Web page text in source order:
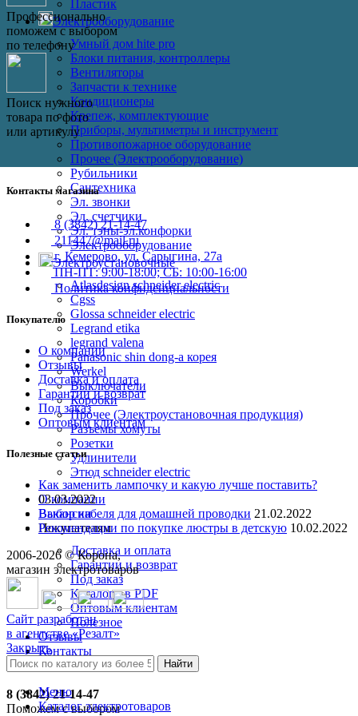
Пластик
Электрооборудование
Умный дом hite pro
Блоки питания, контроллеры
Вентиляторы
Запчасти к технике
Кондиционеры
Крепеж, комплектующие
Приборы, мультиметры и инструмент
Противопожарное оборудование
Прочее (Электрооборудование)
Рубильники
Сантехника
Эл. звонки
Эл. счетчики
Эл. тэны-эл.конфорки
Электрооборудование
Электроустановочные
Atlasdesign schneider electric
Cgss
Glossa schneider electric
Legrand etika
legrand valena
Panasonic shin dong-a корея
Werkel
Выключатели
Коробки
Прочее (Электроустановочная продукция)
Разъемы хомуты
Розетки
Удлинители
Этюд schneider electric
О компании
Вакансии
Покупателям
Доставка и оплата
Гарантии и возврат
Под заказ
Каталоги в PDF
Оптовым клиентам
Полезное
Отзывы
Контакты
8 (3842) 21-14-47
Поможем с выбором
Профессионально
поможем с выбором
по телефону
Поиск нужного
товара по фото
или артикулу
Контакты магазина
8 (3842) 21-14-47
211447@mail.ru
г. Кемерово, ул. Сарыгина, 27а
ПН-ПТ: 9:00-18:00; СБ: 10:00-16:00
Политика конфиденциальности
Покупателю
О компании
Отзывы
Доставка и оплата
Гарантии и возврат
Под заказ
Оптовым клиентам
Полезные статьи
Как заменить лампочку и какую лучше поставить?
03.03.2022
Выбор кабеля для домашней проводки 21.02.2022
Рекомендации по покупке люстры в детскую 10.02.2022
2006-2026© Корона,
магазин электротоваров
Сайт разработан
в агентстве «Резалт»
Закрыть
Найти
Меню
Каталог электротоваров